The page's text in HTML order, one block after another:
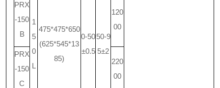
1
5
0
L
475*475*650
(625*545*13
85)
0-50
±0.5
50-9
5±2
PRX
-150
B
120
00
PRX
-150
C
220
00